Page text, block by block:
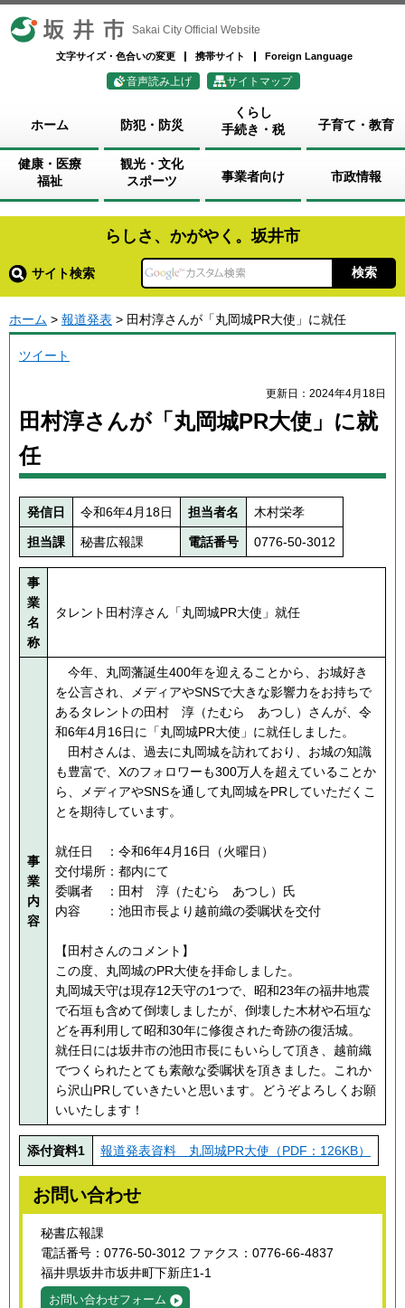
坂井市 Sakai City Official Website
文字サイズ・色合いの変更 携帯サイト Foreign Language
音声読み上げ サイトマップ
ホーム 防犯・防災
くらし
手続き・税
子育て・教育
健康・医療
福祉
観光・文化
スポーツ
事業者向け 市政情報
らしさ、かがやく。坂井市
サイト検索
ホーム > 報道発表 > 田村淳さんが「丸岡城PR大使」に就任
ツイート
更新日：2024年4月18日
田村淳さんが「丸岡城PR大使」に就
任
発信日 令和6年4月18日 担当者名 木村栄孝
担当課 秘書広報課 電話番号 0776-50-3012
事
業
名
称
タレント田村淳さん「丸岡城PR大使」就任
事
業
内
容
今年、丸岡藩誕生400年を迎えることから、お城好き
を公言され、メディアやSNSで大きな影響力をお持ちで
あるタレントの田村 淳（たむら あつし）さんが、令
和6年4月16日に「丸岡城PR大使」に就任しました。
田村さんは、過去に丸岡城を訪れており、お城の知識
も豊富で、Xのフォロワーも300万人を超えていることか
ら、メディアやSNSを通して丸岡城をPRしていただくこ
とを期待しています。
就任日 ：令和6年4月16日（火曜日）
交付場所：都内にて
委嘱者 ：田村 淳（たむら あつし）氏
内容 ：池田市長より越前織の委嘱状を交付
【田村さんのコメント】
この度、丸岡城のPR大使を拝命しました。
丸岡城天守は現存12天守の1つで、昭和23年の福井地震
で石垣も含めて倒壊しましたが、倒壊した木材や石垣な
どを再利用して昭和30年に修復された奇跡の復活城。
就任日には坂井市の池田市長にもいらして頂き、越前織
でつくられたとても素敵な委嘱状を頂きました。これか
ら沢山PRしていきたいと思います。どうぞよろしくお願
いいたします！
添付資料1 報道発表資料 丸岡城PR大使（PDF：126KB）
お問い合わせ
秘書広報課
電話番号：0776-50-3012 ファクス：0776-66-4837
福井県坂井市坂井町下新庄1-1
お問い合わせフォーム